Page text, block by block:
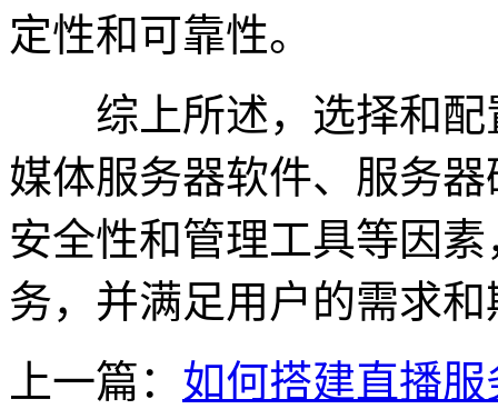
定性和可靠性。
综上所述，选择和配
媒体服务器软件、服务
安全性和管理工具等因
务，并满足用户的需求和
上一篇： 如何搭建直播